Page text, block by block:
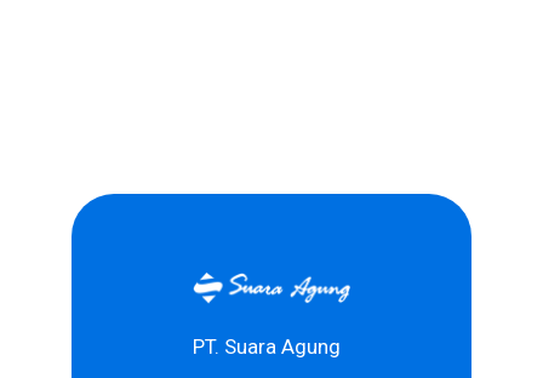
PT. Suara Agung